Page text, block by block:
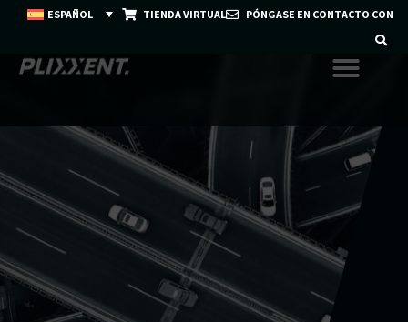
ESPAÑOL TIENDA VIRTUAL PÓNGASE EN CONTACTO CON